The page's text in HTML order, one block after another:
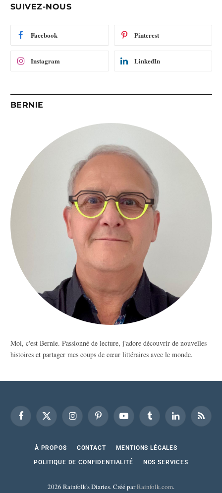
m
SUIVEZ-NOUS
Facebook Pinterest
Instagram LinkedIn
BERNIE
Moi, c'est Bernie. Passionné de lecture, j'adore découvrir de nouvelles
histoires et partager mes coups de cœur littéraires avec le monde.
FacebookX
InstagramPinterest YouTube Tumblr LinkedInRSS
À PROPOS CONTACT MENTIONS LÉGALES
POLITIQUE DE CONFIDENTIALITÉ NOS SERVICES
2026 Rainfolk's Diaries. Créé parRainfolk.com.